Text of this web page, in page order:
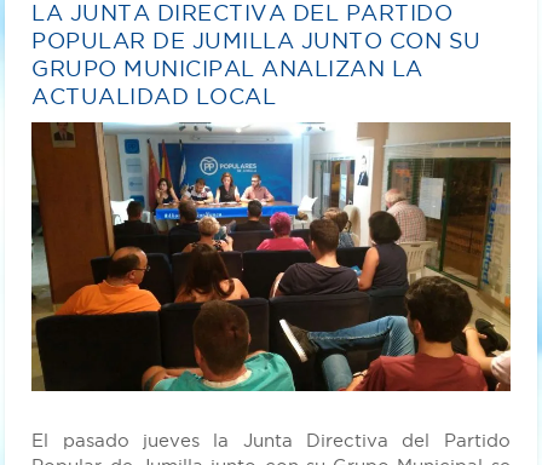
LA JUNTA DIRECTIVA DEL PARTIDO
POPULAR DE JUMILLA JUNTO CON SU
GRUPO MUNICIPAL ANALIZAN LA
ACTUALIDAD LOCAL
El pasado jueves la Junta Directiva del Partido